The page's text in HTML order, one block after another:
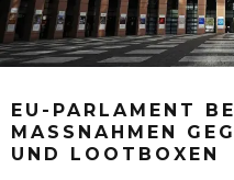
EU-PARLAMENT
ASSNAHMEN
D LOOTBOXEN